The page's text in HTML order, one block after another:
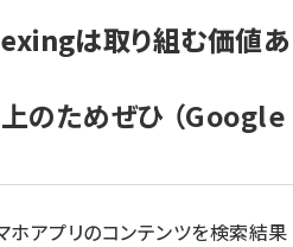
は取り組む価値あ
のためぜひ （Google
マホアプリのコンテンツを検索結果